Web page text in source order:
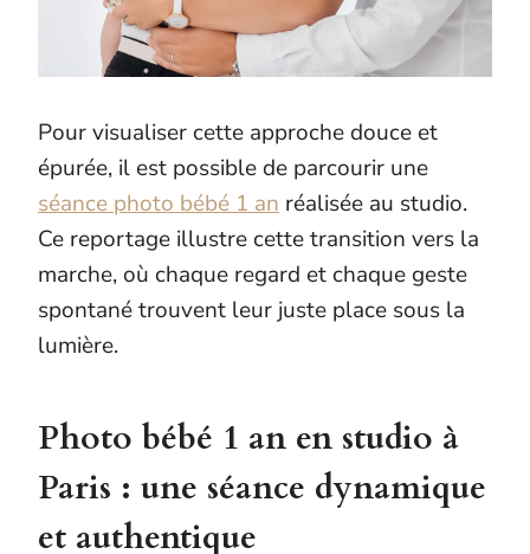
Pour visualiser cette approche douce et
épurée, il est possible de parcourir une
séance photo bébé 1 an réalisée au studio.
Ce reportage illustre cette transition vers la
marche, où chaque regard et chaque geste
spontané trouvent leur juste place sous la
lumière.
Photo bébé 1 an en studio à
Paris : une séance dynamique
et authentique